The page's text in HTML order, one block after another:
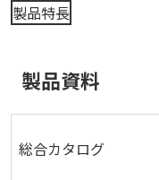
製品特長
製品資料
総合カタログ